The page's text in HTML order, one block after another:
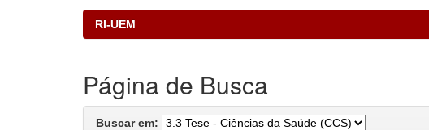
RI-UEM
Página de Busca
Buscar em: